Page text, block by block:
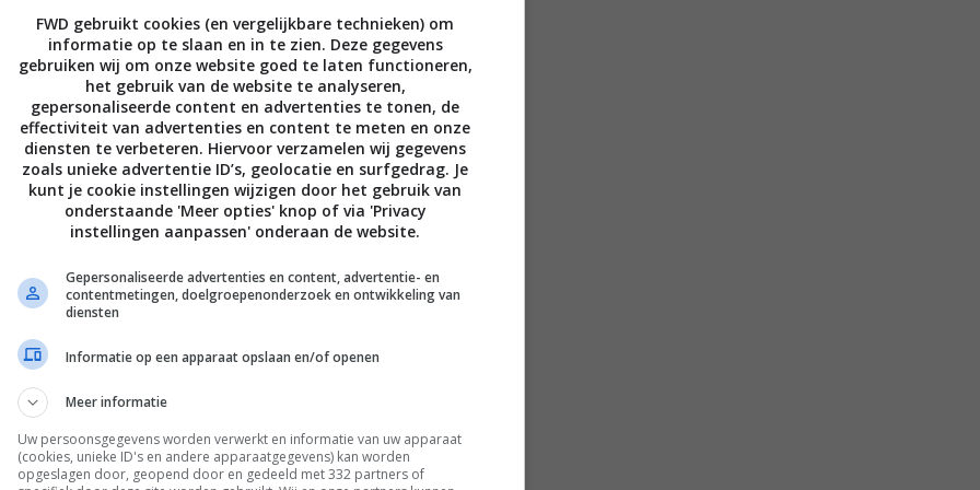
voor je is kun je ook gaan voor de 103 inch of de
hebben van 1080 x 1920 pixels (Full HD). Deze
3D weergave.
van deze schermen passen in je huiskamer of je
al helemaal niet meer buiten.
4K 3D TV
FWD gebruikt cookies (en vergelijkbare technieken) om
informatie op te slaan en in te zien. Deze gegevens
gebruiken wij om onze website goed te laten functioneren,
het gebruik van de website te analyseren,
gepersonaliseerde content en advertenties te tonen, de
effectiviteit van advertenties en content te meten en onze
diensten te verbeteren. Hiervoor verzamelen wij gegevens
zoals unieke advertentie ID’s, geolocatie en surfgedrag. Je
kunt je cookie instellingen wijzigen door het gebruik van
onderstaande 'Meer opties' knop of via 'Privacy
instellingen aanpassen' onderaan de website.
Gepersonaliseerde advertenties en content, advertentie- en
contentmetingen, doelgroepenonderzoek en ontwikkeling van
diensten
Informatie op een apparaat opslaan en/of openen
Meer informatie
Uw persoonsgegevens worden verwerkt en informatie van uw apparaat
(cookies, unieke ID's en andere apparaatgegevens) kan worden
opgeslagen door, geopend door en gedeeld met 332 partners of